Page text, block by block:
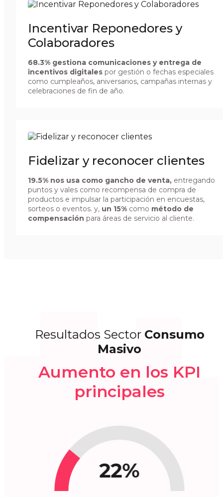
Incentivar Reponedores y
Colaboradores
68.3% gestiona comunicaciones y entrega de
incentivos digitales por gestión o fechas especiales
como cumpleaños, aniversarios, campañas internas y
celebraciones de fin de año.
Fidelizar y reconocer clientes
19.5% nos usa como gancho de venta, entregando
puntos y vales como recompensa de compra de
productos e impulsar la participación en encuestas,
sorteos o eventos. y, un 15% como método de
compensación para áreas de servicio al cliente.
Resultados Sector Consumo
Masivo
Aumento en los KPI
principales
22%